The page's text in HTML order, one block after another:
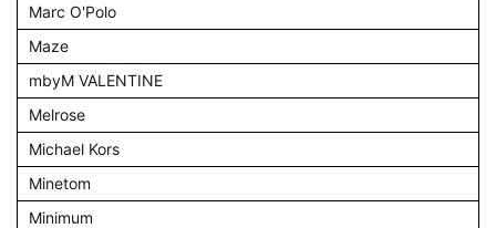
Marc O'Polo
Maze
mbyM VALENTINE
Melrose
Michael Kors
Minetom
Minimum